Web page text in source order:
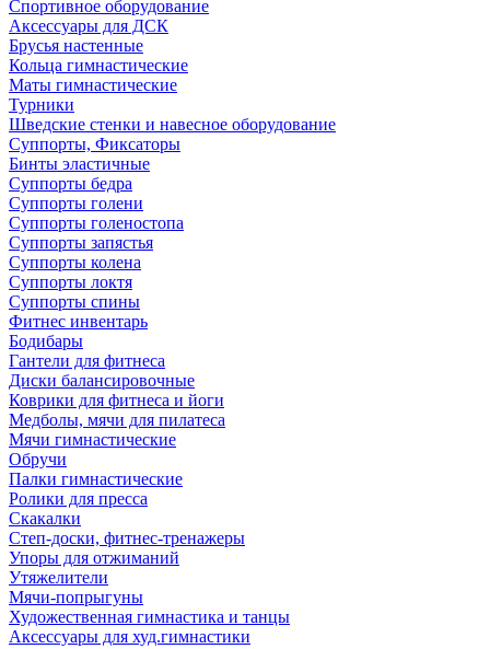
Спортивное оборудование
Аксессуары для ДСК
Брусья настенные
Кольца гимнастические
Маты гимнастические
Турники
Шведские стенки и навесное оборудование
Суппорты, Фиксаторы
Бинты эластичные
Суппорты бедра
Суппорты голени
Суппорты голеностопа
Суппорты запястья
Суппорты колена
Суппорты локтя
Суппорты спины
Фитнес инвентарь
Бодибары
Гантели для фитнеса
Диски балансировочные
Коврики для фитнеса и йоги
Медболы, мячи для пилатеса
Мячи гимнастические
Обручи
Палки гимнастические
Ролики для пресса
Скакалки
Степ-доски, фитнес-тренажеры
Упоры для отжиманий
Утяжелители
Мячи-попрыгуны
Художественная гимнастика и танцы
Аксессуары для худ.гимнастики